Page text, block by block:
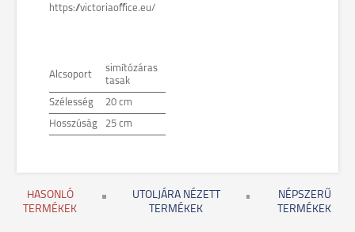
https://victoriaoffice.eu/
Alcsoport
simítózáras
tasak
Szélesség 20 cm
Hosszúság 25 cm
HASONLÓ
TERMÉKEK
UTOLJÁRA NÉZETT
TERMÉKEK
NÉPSZERŰ
TERMÉKEK